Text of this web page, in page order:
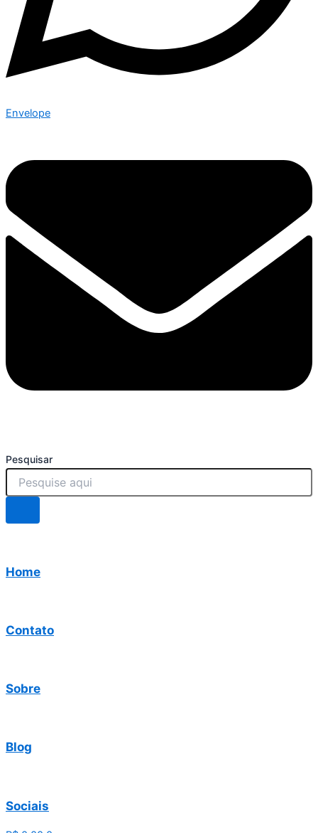
Envelope
Pesquisar
Home
Contato
Sobre
Blog
Sociais